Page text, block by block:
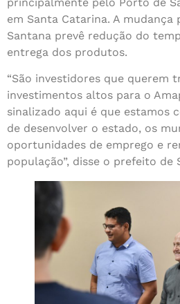
em Santa Catarina. A mudança
Santana prevê redução do
entrega dos produtos.
“São investidores que querem
investimentos altos para o
sinalizado aqui é que estamos
de desenvolver o estado, os
oportunidades de emprego e
população”, disse o prefeito de